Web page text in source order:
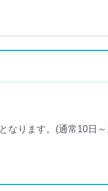
なります。(通常10日